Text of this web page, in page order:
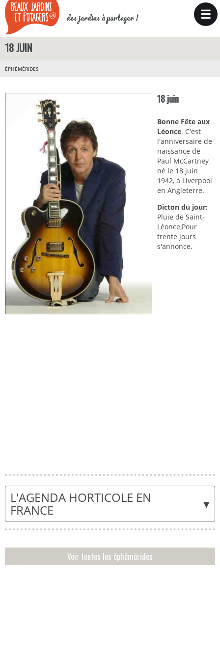
des jardins à partager ! ☰
18 JUIN
ÉPHÉMÉRIDES
18 juin
Bonne Fête aux
Léonce. C'est
l'anniversaire de
naissance de
Paul McCartney
né le 18 juin
1942, à Liverpool
en Angleterre.
Dicton du jour:
Pluie de Saint-
Léonce,Pour
trente jours
s'annonce.
▾
L'AGENDA HORTICOLE EN
FRANCE
Voir toutes les éphémérides